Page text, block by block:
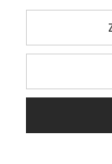
©2026 Wszelkie